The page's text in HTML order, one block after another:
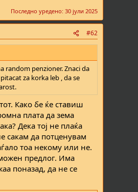
Последно уредено: 30 јули 2025
#62
random penzioner. Znaci da
za korka leb , da se
Како бе ќе ставиш
плата да зема
Дека тој не плаќа
сакам да потценувам
тоа некому или не.
предлог. Има
поназад, да не се